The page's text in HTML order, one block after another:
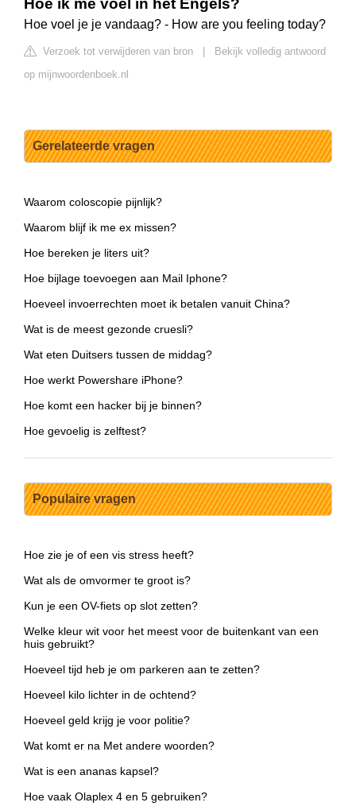
Hoe ik me voel in het Engels?
Hoe voel je je vandaag? - How are you feeling today?
Verzoek tot verwijderen van bron
Bekijk volledig antwoord
op mijnwoordenboek.nl
Gerelateerde vragen
Waarom coloscopie pijnlijk?
Waarom blijf ik me ex missen?
Hoe bereken je liters uit?
Hoe bijlage toevoegen aan Mail Iphone?
Hoeveel invoerrechten moet ik betalen vanuit China?
Wat is de meest gezonde cruesli?
Wat eten Duitsers tussen de middag?
Hoe werkt Powershare iPhone?
Hoe komt een hacker bij je binnen?
Hoe gevoelig is zelftest?
Populaire vragen
Hoe zie je of een vis stress heeft?
Wat als de omvormer te groot is?
Kun je een OV-fiets op slot zetten?
Welke kleur wit voor het meest voor de buitenkant van een
huis gebruikt?
Hoeveel tijd heb je om parkeren aan te zetten?
Hoeveel kilo lichter in de ochtend?
Hoeveel geld krijg je voor politie?
Wat komt er na Met andere woorden?
Wat is een ananas kapsel?
Hoe vaak Olaplex 4 en 5 gebruiken?